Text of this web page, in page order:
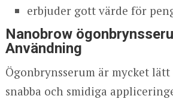
erbjuder gott värde för
Nanobrow
Användning
Ögonbrynsserum är mycket
snabba och smidiga